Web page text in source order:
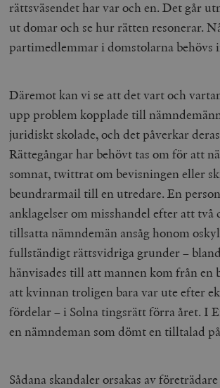
rättsväsendet har var och en. Det går
ut domar och se hur rätten resonerar.
partimedlemmar i domstolarna behövs
Däremot kan vi se att det vart och
upp problem kopplade till
juridiskt skolade, och det påverkar
Rättegångar har behövt tas om för att
somnat, twittrat om bevisningen eller
beundrarmail till en utredare. En
anklagelser om misshandel efter att
tillsatta nämndemän ansåg honom
fullständigt rättsvidriga grunder –
hänvisades till att mannen kom från en
att kvinnan troligen bara var ute efter
fördelar – i Solna tingsrätt förra året. I
en nämndeman som dömt en tilltalad
Sådana skandaler orsakas av